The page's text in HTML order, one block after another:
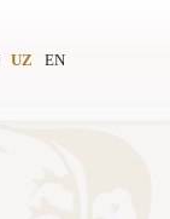
UZ EN